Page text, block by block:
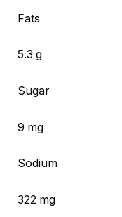
Fats
5.3 g
Sugar
9 mg
Sodium
322 mg